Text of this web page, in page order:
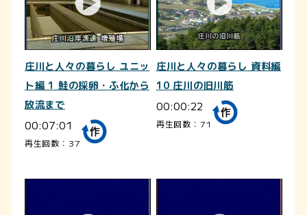
庄川と人々の暮らし ユニッ
ト編 1 鮭の採卵・ふ化から
放流まで
00:07:01
再生回数：37
庄川と人々の暮らし 資料編
10 庄川の旧川筋
00:00:22
再生回数：71